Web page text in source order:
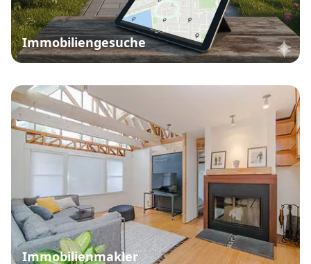
Immobiliengesuche
Immobilienmakler